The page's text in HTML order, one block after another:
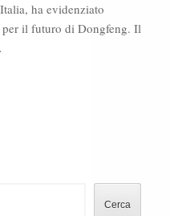
ha evidenziato
per il futuro di Dongfeng. Il
Cerca